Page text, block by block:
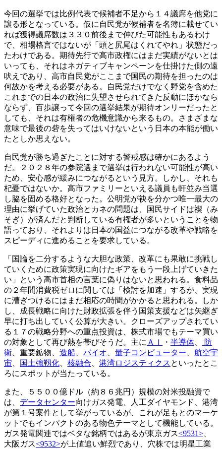
今回の選挙では比例代表で候補者不足から１４議席を他党に
譲る形となっている。仮に自民党が候補者を名簿に載せてい
れば獲得議席数は３３０前後まで伸びた可能性もあるわけ
で、相場格言ではないが「頭と尻尾はくれてやれ」状態だっ
たわけである。期待先行で高市政権にはまだ実績がないとは
いっても、それはネガティブキャンペーンを仕掛けた側の遠
吠えであり、高市自民党がここまで国民の期待を担ったのは
何故かを考える必要がある。自民党だけでなく野党を含めた
これまでの日本の政治に失望させられてきた反動にほかなら
ならず、百歩譲って今回の選挙結果が期待オンリーだったと
しても、それは有権者の危機意識から来るもの。さまざまな
意味で最後の砦を失ってはいけないという日本の本能が働い
たとしか思えない。
自民党が勝ち過ぎたことに対する警戒感は確かにあるよう
だ。２０２８年の参院選まで選挙は行われない可能性が高い
ため、安心感が緩みにつながるという見方。しかし、それも
杞憂ではないか。高市ファミリーといえる議員も軒並み当選
し脇を固める格好となった。公明党が袂を分かつ唯一最大の
理由に挙げていた政治とカネの問題は、国民サイドは禊（み
そぎ）が済んだと判断している有権者が多いということを物
語っており、それよりは日本の国益につながる改革や戦略を
スピーディに進めることを要求している。
「国論を二分するような大胆な政策、改革にも果敢に挑戦し
ていくために政策実現に向けたギアをもう一段上げていきた
い」という高市首相の言葉に偽りはないと思われる。食料品
の２年間消費税ゼロに関しては「検討を加速」するが、実現
に漕ぎつけるにはまだ相応の時間がかかると思われる。しか
し、成長戦略に向けた財政拡張を伴う国策支援などは矢継ぎ
早に打ち出していく公算が大きい。クローズアップされてい
る１７の戦略分野への重点投資は、株式市場でもテーマ買い
の対象として再び熱を帯びそうだ。主に ＡＩ ・ 半導体
防
衛 、重要鉱物、 造船 バイオ 量子コンピューター
航空宇
宙
国土強靱化 核融合 港湾ロジスティクス といったとこ
ろにスポットが当たっている。
また、５５００億ドル（約８６兆円）規模の対米投融資で
は、 データセンター向けガス発電、人工ダイヤモンド、港湾
が第１号案件として挙がっているが、これが足もとのマーケ
ットでもインパクトのある物色テーマとして機能している。
ガス発電関連ではベタな銘柄ではあるが東京ガス<9531>
大阪ガス<9532>が上値追い鮮烈であり、穴株では明星工業